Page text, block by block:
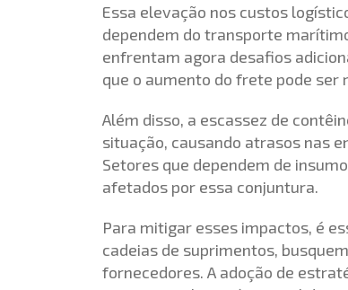
Essa elevação nos custos
dependem do transporte
enfrentam agora desafios
que o aumento do frete pode ser
Além disso, a escassez de
situação, causando atrasos nas
Setores que dependem de
afetados por essa conjuntura.
Para mitigar esses impactos, é
cadeias de suprimentos,
fornecedores. A adoção de